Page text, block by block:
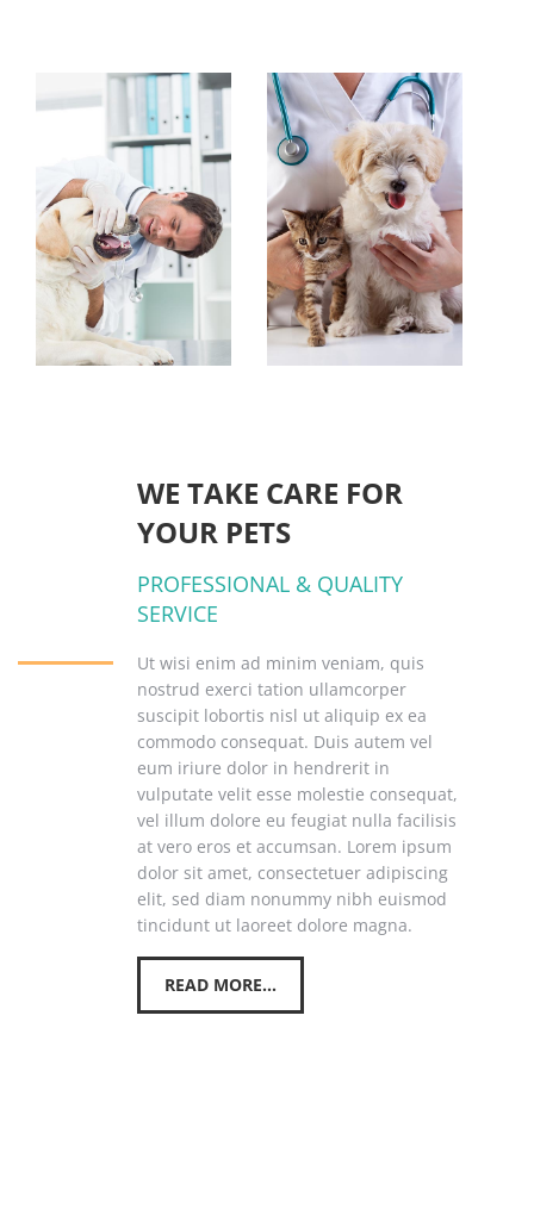
WE TAKE CARE FOR
YOUR PETS
PROFESSIONAL & QUALITY
SERVICE
Ut wisi enim ad minim veniam, quis
nostrud exerci tation ullamcorper
suscipit lobortis nisl ut aliquip ex ea
commodo consequat. Duis autem vel
eum iriure dolor in hendrerit in
vulputate velit esse molestie consequat,
vel illum dolore eu feugiat nulla facilisis
at vero eros et accumsan. Lorem ipsum
dolor sit amet, consectetuer adipiscing
elit, sed diam nonummy nibh euismod
tincidunt ut laoreet dolore magna.
READ MORE...